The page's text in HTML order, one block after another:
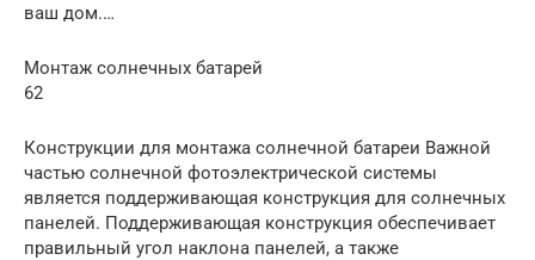
ваш дом.…
Монтаж солнечных батарей
62
Конструкции для монтажа солнечной батареи Важной
частью солнечной фотоэлектрической системы
является поддерживающая конструкция для солнечных
панелей. Поддерживающая конструкция обеспечивает
правильный угол наклона панелей, а также